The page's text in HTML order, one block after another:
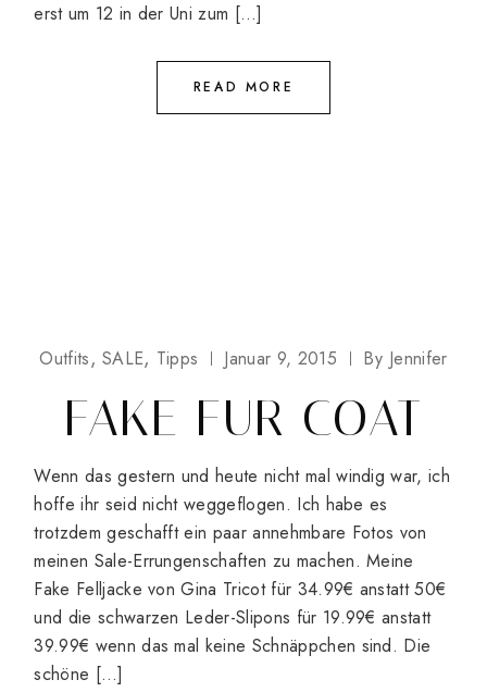
erst um 12 in der Uni zum […]
READ MORE
Outfits SALE Tipps Januar 9, 2015 By Jennifer
FAKE FUR COAT
Wenn das gestern und heute nicht mal windig war, ich
hoffe ihr seid nicht weggeflogen. Ich habe es
trotzdem geschafft ein paar annehmbare Fotos von
meinen Sale-Errungenschaften zu machen. Meine
Fake Felljacke von Gina Tricot für 34.99€ anstatt 50€
und die schwarzen Leder-Slipons für 19.99€ anstatt
39.99€ wenn das mal keine Schnäppchen sind. Die
schöne […]